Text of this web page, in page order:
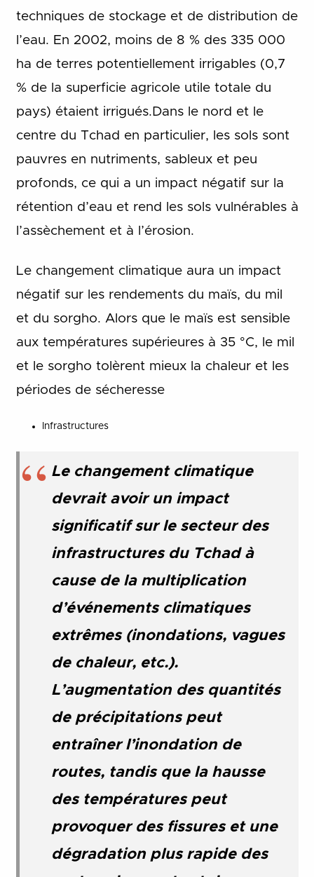
techniques de stockage et de distribution de
l’eau. En 2002, moins de 8 % des 335 000
ha de terres potentiellement irrigables (0,7
% de la superficie agricole utile totale du
pays) étaient irrigués. Dans le nord et le
centre du Tchad en particulier, les sols sont
pauvres en nutriments, sableux et peu
profonds, ce qui a un impact négatif sur la
rétention d’eau et rend les sols vulnérables à
l’assèchement et à l’érosion.
Le changement climatique aura un impact
négatif sur les rendements du maïs, du mil
et du sorgho. Alors que le maïs est sensible
aux températures supérieures à 35 °C, le mil
et le sorgho tolèrent mieux la chaleur et les
périodes de sécheresse
Infrastructures
Le changement climatique
devrait avoir un impact
significatif sur le secteur des
infrastructures du Tchad à
cause de la multiplication
d’événements climatiques
extrêmes (inondations, vagues
de chaleur, etc.).
L’augmentation des quantités
de précipitations peut
entraîner l’inondation de
routes, tandis que la hausse
des températures peut
provoquer des fissures et une
dégradation plus rapide des